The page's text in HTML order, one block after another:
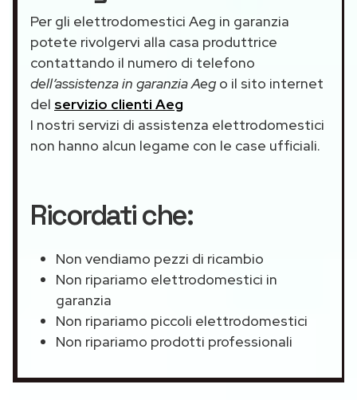
Per gli elettrodomestici Aeg in garanzia
potete rivolgervi alla casa produttrice
contattando il numero di telefono
dell’assistenza in garanzia Aeg o il sito internet
del servizio clienti Aeg
I nostri servizi di assistenza elettrodomestici
non hanno alcun legame con le case ufficiali.
Ricordati che:
Non vendiamo pezzi di ricambio
Non ripariamo elettrodomestici in
garanzia
Non ripariamo piccoli elettrodomestici
Non ripariamo prodotti professionali